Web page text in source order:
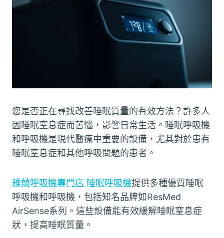
您是否正在尋找改善睡眠質量的有效方法？許多人
因睡眠窒息症而苦惱，影響日常生活。睡眠呼吸機
和呼吸機是現代醫療中重要的設備，尤其對於患有
睡眠窒息症和其他呼吸問題的患者。
雅蘭呼吸機專門店 睡眠呼吸機提供多種優質睡眠
呼吸機和呼吸機，包括知名品牌如ResMed
AirSense系列。這些設備能有效緩解睡眠窒息症
狀，提高睡眠質量。